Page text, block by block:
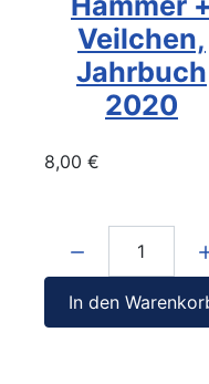
Veilchen,
Jahrbuch
2020
8,00 €
In den